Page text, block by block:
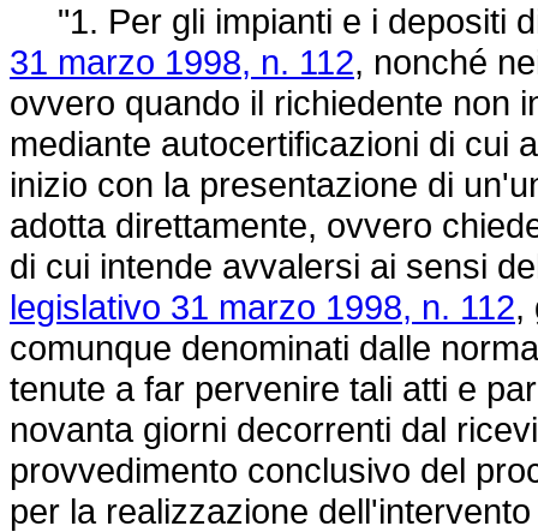
"1. Per gli impianti e i depositi
31 marzo 1998, n. 112, nonché
ovvero quando il richiedente non
mediante autocertificazioni di cui
inizio con la presentazione di
adotta direttamente, ovvero
di cui intende avvalersi ai sensi
legislativo 31 marzo 1998, n. 112,
comunque denominati dalle
tenute a far pervenire tali atti e
novanta giorni decorrenti dal
provvedimento conclusivo del
per la realizzazione